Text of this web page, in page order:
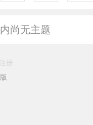
尚无主题